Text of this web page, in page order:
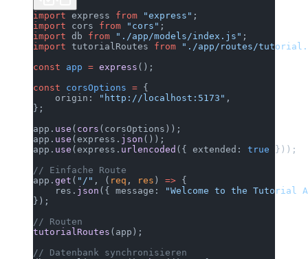
import express from "express" ;
import cors from "cors" ;
import db from "./app/models/index.js" ;
import tutorialRoutes from "./app/routes/
const app = express ();
const corsOptions = {
    origin:
"http://localhost:5173" ,
};
app. use ( cors (corsOptions));
app. use (express. json ());
app. use (express. urlencoded ({ extended: true }));
// Einfache Route
app. get ( "/" , ( req , res ) => {
    res.
json ({ message:
"Welcome to the Tutorial
});
// Routen
tutorialRoutes (app);
// Datenbank synchronisieren